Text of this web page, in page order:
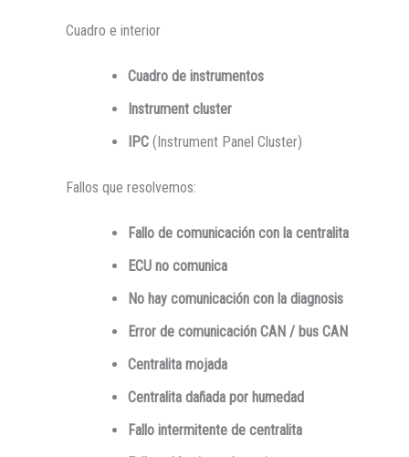
Cuadro e interior
Cuadro de instrumentos
Instrument cluster
IPC (Instrument Panel Cluster)
Fallos que resolvemos:
Fallo de comunicación con la centralita
ECU no comunica
No hay comunicación con la diagnosis
Error de comunicación CAN / bus CAN
Centralita mojada
Centralita dañada por humedad
Fallo intermitente de centralita